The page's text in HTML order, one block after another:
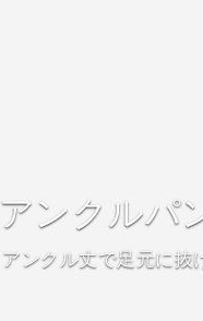
アンクルパ
アンクル丈で足元に抜